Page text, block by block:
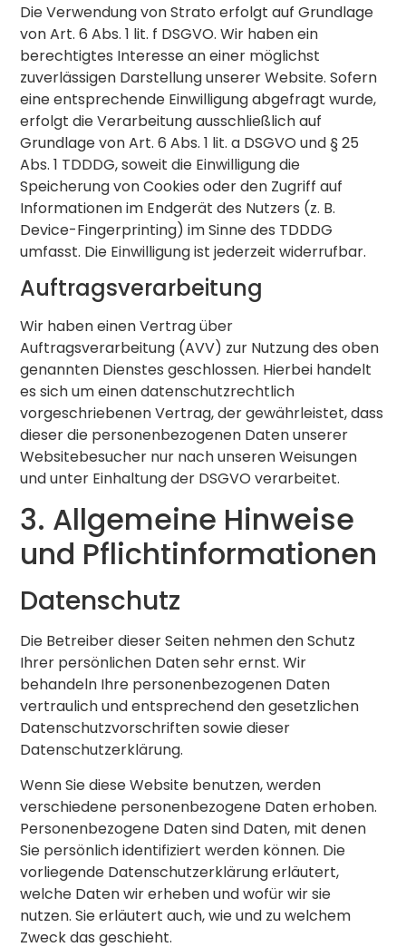
Die Verwendung von Strato erfolgt auf Grundlage
von Art. 6 Abs. 1 lit. f DSGVO. Wir haben ein
berechtigtes Interesse an einer möglichst
zuverlässigen Darstellung unserer Website. Sofern
eine entsprechende Einwilligung abgefragt wurde,
erfolgt die Verarbeitung ausschließlich auf
Grundlage von Art. 6 Abs. 1 lit. a DSGVO und § 25
Abs. 1 TDDDG, soweit die Einwilligung die
Speicherung von Cookies oder den Zugriff auf
Informationen im Endgerät des Nutzers (z. B.
Device-Fingerprinting) im Sinne des TDDDG
umfasst. Die Einwilligung ist jederzeit widerrufbar.
Auftragsverarbeitung
Wir haben einen Vertrag über
Auftragsverarbeitung (AVV) zur Nutzung des oben
genannten Dienstes geschlossen. Hierbei handelt
es sich um einen datenschutzrechtlich
vorgeschriebenen Vertrag, der gewährleistet, dass
dieser die personenbezogenen Daten unserer
Websitebesucher nur nach unseren Weisungen
und unter Einhaltung der DSGVO verarbeitet.
3. Allgemeine Hinweise
und Pflicht­informationen
Datenschutz
Die Betreiber dieser Seiten nehmen den Schutz
Ihrer persönlichen Daten sehr ernst. Wir
behandeln Ihre personenbezogenen Daten
vertraulich und entsprechend den gesetzlichen
Datenschutzvorschriften sowie dieser
Datenschutzerklärung.
Wenn Sie diese Website benutzen, werden
verschiedene personenbezogene Daten erhoben.
Personenbezogene Daten sind Daten, mit denen
Sie persönlich identifiziert werden können. Die
vorliegende Datenschutzerklärung erläutert,
welche Daten wir erheben und wofür wir sie
nutzen. Sie erläutert auch, wie und zu welchem
Zweck das geschieht.